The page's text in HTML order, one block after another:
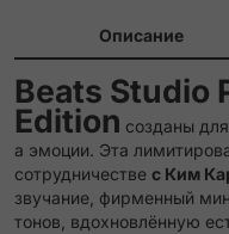
Описание
Beats Studio
Edition созданы
а эмоции. Эта
сотрудничестве с Ким
звучание, фирменный
тонов, вдохновлённую